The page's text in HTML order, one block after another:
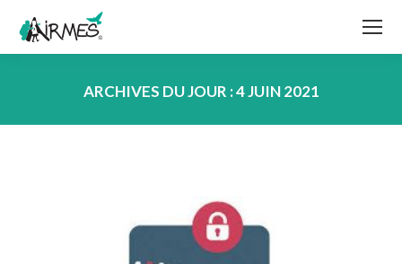
ARCHIVES DU JOUR :4 JUIN 2021